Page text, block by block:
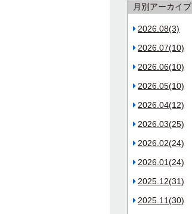
月別アーカイブ
2026.08(3)
2026.07(10)
2026.06(10)
2026.05(10)
2026.04(12)
2026.03(25)
2026.02(24)
2026.01(24)
2025.12(31)
2025.11(30)